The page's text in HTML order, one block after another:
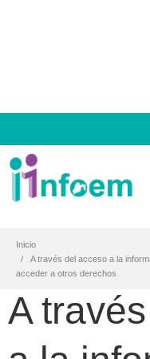
Inicio
A través del acceso a la
acceder a otros derechos
A